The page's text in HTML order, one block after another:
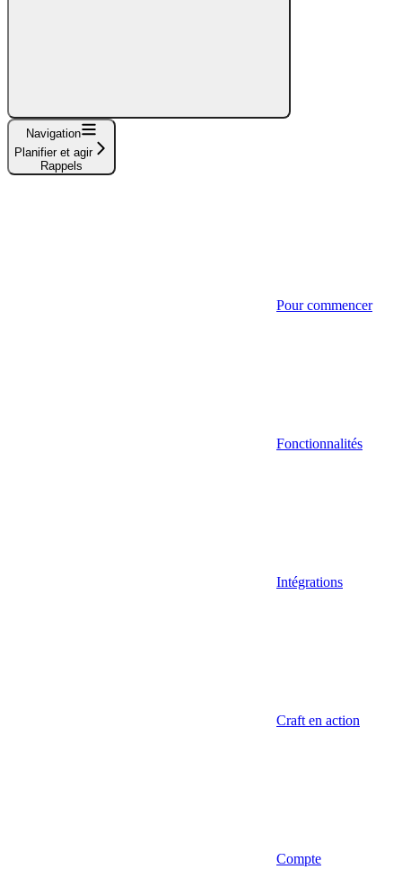
Navigation
Planifier et agir
Rappels
Pour commencer
Fonctionnalités
Intégrations
Craft en action
Compte